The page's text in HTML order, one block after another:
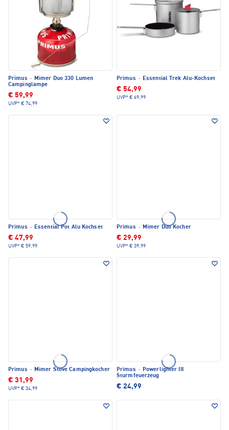
Primus · Mimer Duo 330 Lumen
Campinglampe
€ 59,99
UVP* € 74,99
Primus · Essential Trek Alu-Kochset
€ 54,99
UVP* € 69,99
Primus · Essential Pot Alu Kochset
€ 47,99
UVP* € 59,99
Primus · Mimer Duo Kocher
€ 29,99
UVP* € 39,99
Primus · Mimer Stove Campingkocher
€ 31,99
UVP* € 34,99
Primus · Powerlighter III
Sturmfeuerzeug
€ 24,99